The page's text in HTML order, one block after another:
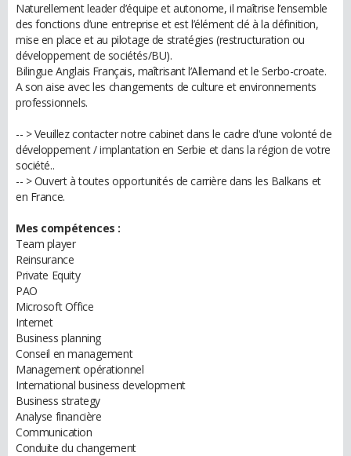
Naturellement leader d’équipe et autonome, il maîtrise l’ensemble
des fonctions d’une entreprise et est l’élément clé à la définition,
mise en place et au pilotage de stratégies (restructuration ou
développement de sociétés/BU).
Bilingue Anglais Français, maîtrisant l’Allemand et le Serbo-croate.
A son aise avec les changements de culture et environnements
professionnels.
-- > Veuillez contacter notre cabinet dans le cadre d'une volonté de
développement / implantation en Serbie et dans la région de votre
société..
-- > Ouvert à toutes opportunités de carrière dans les Balkans et
en France.
Mes compétences :
Team player
Reinsurance
Private Equity
PAO
Microsoft Office
Internet
Business planning
Conseil en management
Management opérationnel
International business development
Business strategy
Analyse financière
Communication
Conduite du changement